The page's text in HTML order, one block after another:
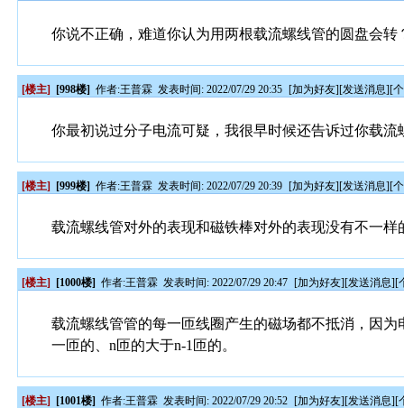
你说不正确，难道你认为用两根载流螺线管的圆盘会转
[楼主] [998楼] 作者:王普霖 发表时间: 2022/07/29 20:35 [加为好友][发送消息][
你最初说过分子电流可疑，我很早时候还告诉过你载
[楼主] [999楼] 作者:王普霖 发表时间: 2022/07/29 20:39 [加为好友][发送消息][
载流螺线管对外的表现和磁铁棒对外的表现没有不一
[楼主] [1000楼] 作者:王普霖 发表时间: 2022/07/29 20:47 [加为好友][发送消息][
载流螺线管管的每一匝线圈产生的磁场都不抵消，因
一匝的、n匝的大于n-1匝的。
[楼主] [1001楼] 作者:王普霖 发表时间: 2022/07/29 20:52 [加为好友][发送消息][